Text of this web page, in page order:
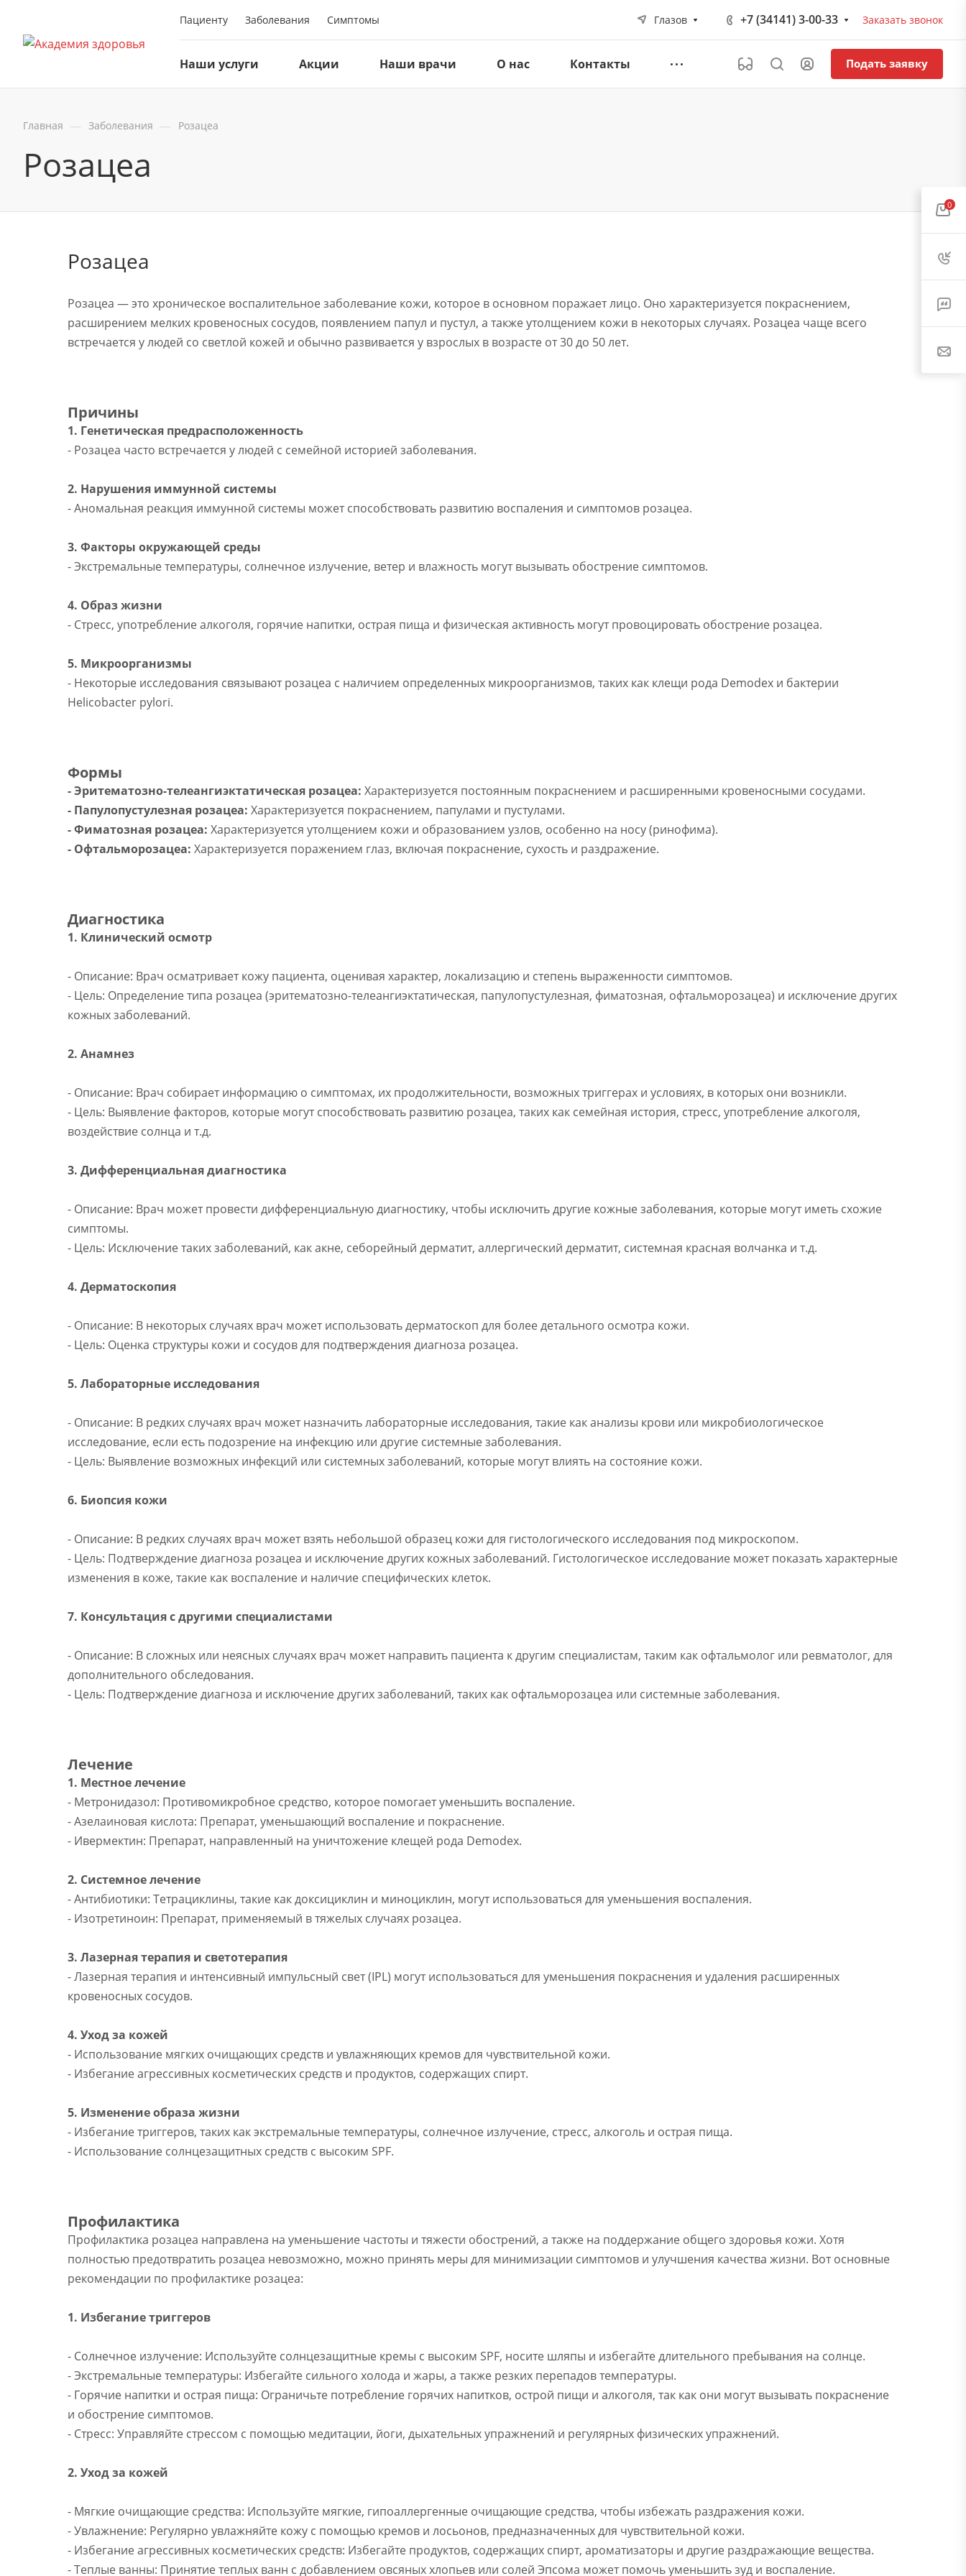
Пациенту Заболевания Симптомы Глазов +7 (34141) 3-00-33 Заказать звонок
Наши услуги Акции Наши врачи О нас Контакты Подать заявку
Главная — Заболевания — Розацеа
Розацеа
Розацеа
Розацеа — это хроническое воспалительное заболевание кожи, которое в основном поражает лицо. Оно характеризуется покраснением,
расширением мелких кровеносных сосудов, появлением папул и пустул, а также утолщением кожи в некоторых случаях. Розацеа чаще всего
встречается у людей со светлой кожей и обычно развивается у взрослых в возрасте от 30 до 50 лет.
Причины
1. Генетическая предрасположенность
- Розацеа часто встречается у людей с семейной историей заболевания.
2. Нарушения иммунной системы
- Аномальная реакция иммунной системы может способствовать развитию воспаления и симптомов розацеа.
3. Факторы окружающей среды
- Экстремальные температуры, солнечное излучение, ветер и влажность могут вызывать обострение симптомов.
4. Образ жизни
- Стресс, употребление алкоголя, горячие напитки, острая пища и физическая активность могут провоцировать обострение розацеа.
5. Микроорганизмы
- Некоторые исследования связывают розацеа с наличием определенных микроорганизмов, таких как клещи рода Demodex и бактерии
Helicobacter pylori.
Формы
- Эритематозно-телеангиэктатическая розацеа: Характеризуется постоянным покраснением и расширенными кровеносными сосудами.
- Папулопустулезная розацеа: Характеризуется покраснением, папулами и пустулами.
- Фиматозная розацеа: Характеризуется утолщением кожи и образованием узлов, особенно на носу (ринофима).
- Офтальморозацеа: Характеризуется поражением глаз, включая покраснение, сухость и раздражение.
Диагностика
1. Клинический осмотр
- Описание: Врач осматривает кожу пациента, оценивая характер, локализацию и степень выраженности симптомов.
- Цель: Определение типа розацеа (эритематозно-телеангиэктатическая, папулопустулезная, фиматозная, офтальморозацеа) и исключение других
кожных заболеваний.
2. Анамнез
- Описание: Врач собирает информацию о симптомах, их продолжительности, возможных триггерах и условиях, в которых они возникли.
- Цель: Выявление факторов, которые могут способствовать развитию розацеа, таких как семейная история, стресс, употребление алкоголя,
воздействие солнца и т.д.
3. Дифференциальная диагностика
- Описание: Врач может провести дифференциальную диагностику, чтобы исключить другие кожные заболевания, которые могут иметь схожие
симптомы.
- Цель: Исключение таких заболеваний, как акне, себорейный дерматит, аллергический дерматит, системная красная волчанка и т.д.
4. Дерматоскопия
- Описание: В некоторых случаях врач может использовать дерматоскоп для более детального осмотра кожи.
- Цель: Оценка структуры кожи и сосудов для подтверждения диагноза розацеа.
5. Лабораторные исследования
- Описание: В редких случаях врач может назначить лабораторные исследования, такие как анализы крови или микробиологическое
исследование, если есть подозрение на инфекцию или другие системные заболевания.
- Цель: Выявление возможных инфекций или системных заболеваний, которые могут влиять на состояние кожи.
6. Биопсия кожи
- Описание: В редких случаях врач может взять небольшой образец кожи для гистологического исследования под микроскопом.
- Цель: Подтверждение диагноза розацеа и исключение других кожных заболеваний. Гистологическое исследование может показать характерные
изменения в коже, такие как воспаление и наличие специфических клеток.
7. Консультация с другими специалистами
- Описание: В сложных или неясных случаях врач может направить пациента к другим специалистам, таким как офтальмолог или ревматолог, для
дополнительного обследования.
- Цель: Подтверждение диагноза и исключение других заболеваний, таких как офтальморозацеа или системные заболевания.
Лечение
1. Местное лечение
- Метронидазол: Противомикробное средство, которое помогает уменьшить воспаление.
- Азелаиновая кислота: Препарат, уменьшающий воспаление и покраснение.
- Ивермектин: Препарат, направленный на уничтожение клещей рода Demodex.
2. Системное лечение
- Антибиотики: Тетрациклины, такие как доксициклин и миноциклин, могут использоваться для уменьшения воспаления.
- Изотретиноин: Препарат, применяемый в тяжелых случаях розацеа.
3. Лазерная терапия и светотерапия
- Лазерная терапия и интенсивный импульсный свет (IPL) могут использоваться для уменьшения покраснения и удаления расширенных
кровеносных сосудов.
4. Уход за кожей
- Использование мягких очищающих средств и увлажняющих кремов для чувствительной кожи.
- Избегание агрессивных косметических средств и продуктов, содержащих спирт.
5. Изменение образа жизни
- Избегание триггеров, таких как экстремальные температуры, солнечное излучение, стресс, алкоголь и острая пища.
- Использование солнцезащитных средств с высоким SPF.
Профилактика
Профилактика розацеа направлена на уменьшение частоты и тяжести обострений, а также на поддержание общего здоровья кожи. Хотя
полностью предотвратить розацеа невозможно, можно принять меры для минимизации симптомов и улучшения качества жизни. Вот основные
рекомендации по профилактике розацеа:
1. Избегание триггеров
- Солнечное излучение: Используйте солнцезащитные кремы с высоким SPF, носите шляпы и избегайте длительного пребывания на солнце.
- Экстремальные температуры: Избегайте сильного холода и жары, а также резких перепадов температуры.
- Горячие напитки и острая пища: Ограничьте потребление горячих напитков, острой пищи и алкоголя, так как они могут вызывать покраснение
и обострение симптомов.
- Стресс: Управляйте стрессом с помощью медитации, йоги, дыхательных упражнений и регулярных физических упражнений.
2. Уход за кожей
- Мягкие очищающие средства: Используйте мягкие, гипоаллергенные очищающие средства, чтобы избежать раздражения кожи.
- Увлажнение: Регулярно увлажняйте кожу с помощью кремов и лосьонов, предназначенных для чувствительной кожи.
- Избегание агрессивных косметических средств: Избегайте продуктов, содержащих спирт, ароматизаторы и другие раздражающие вещества.
- Теплые ванны: Принятие теплых ванн с добавлением овсяных хлопьев или солей Эпсома может помочь уменьшить зуд и воспаление.
0